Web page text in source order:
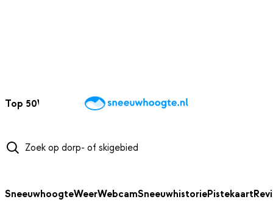
Top 50Webcams WintersportweerKaarten
SneeuwhoogteWeerWebcamSneeuwhistoriePistekaart